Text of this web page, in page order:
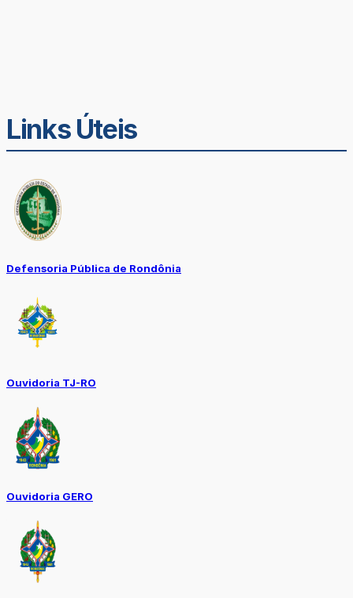
Links Úteis
Defensoria Pública de Rondônia
Ouvidoria TJ-RO
Ouvidoria GERO